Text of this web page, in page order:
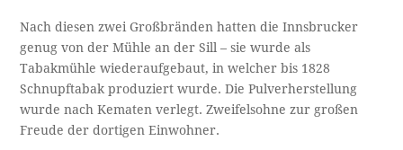
Nach diesen zwei Großbränden hatten die Innsbrucker
genug von der Mühle an der Sill – sie wurde als
Tabakmühle wiederaufgebaut, in welcher bis 1828
Schnupftabak produziert wurde. Die Pulverherstellung
wurde nach Kematen verlegt. Zweifelsohne zur großen
Freude der dortigen Einwohner.